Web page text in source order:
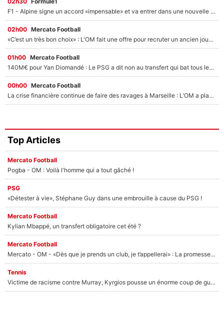
F1 - Alpine signe un accord «impensable» et va entrer dans une nouvelle dimension : Grande nouvelle pour Pierre Gasly !
02h00 Mercato Football
«C’est un très bon choix» : L'OM fait une offre pour recruter un ancien joueur du PSG... et c'est validé dans l'After Foot !
01h00 Mercato Football
140M€ pour Yan Diomandé : Le PSG a dit non au transfert qui bat tous les records sur le mercato
00h00 Mercato Football
La crise financière continue de faire des ravages à Marseille : L’OM a placé 12 joueurs sur le marché des transferts… et ça pourrait lui rapporter près de 100M€ !
Top Articles
Mercato Football
Pogba - OM : Voilà l'homme qui a tout gâché !
PSG
«Détester à vie», Stéphane Guy dans une embrouille à cause du PSG !
Mercato Football
Kylian Mbappé, un transfert obligatoire cet été ?
Mercato Football
Mercato - OM - «Dès que je prends un club, je t’appellerai» : La promesse de Marcelino au moment de claquer la porte
Tennis
Victime de racisme contre Murray, Kyrgios pousse un énorme coup de gueule !